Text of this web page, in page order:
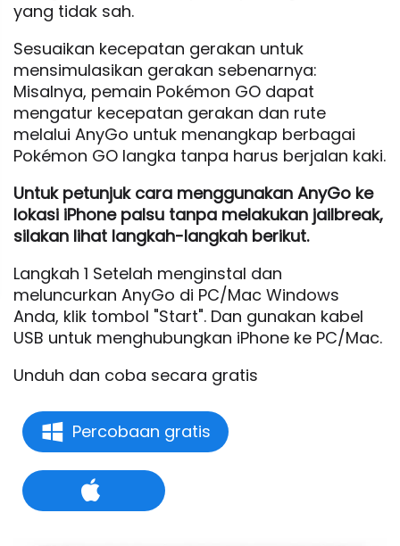
yang tidak sah.
Sesuaikan kecepatan gerakan untuk
mensimulasikan gerakan sebenarnya:
Misalnya, pemain Pokémon GO dapat
mengatur kecepatan gerakan dan rute
melalui AnyGo untuk menangkap berbagai
Pokémon GO langka tanpa harus berjalan kaki.
Untuk petunjuk cara menggunakan AnyGo ke
lokasi iPhone palsu tanpa melakukan jailbreak,
silakan lihat langkah-langkah berikut.
Langkah 1 Setelah menginstal dan
meluncurkan AnyGo di PC/Mac Windows
Anda, klik tombol "Start". Dan gunakan kabel
USB untuk menghubungkan iPhone ke PC/Mac.
Unduh dan coba secara gratis
Percobaan gratis